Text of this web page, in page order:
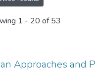
1 - 20 of 53
Approaches and